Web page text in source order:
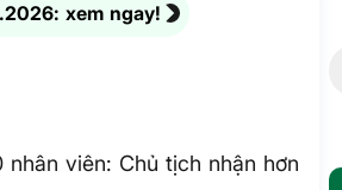
xem ngay!
viên: Chủ tịch nhận hơn